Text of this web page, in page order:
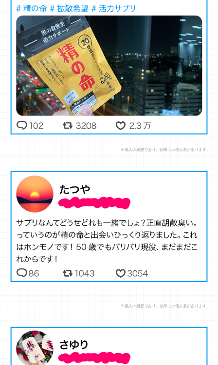
※個人の感想であり、効果には個人差があります。